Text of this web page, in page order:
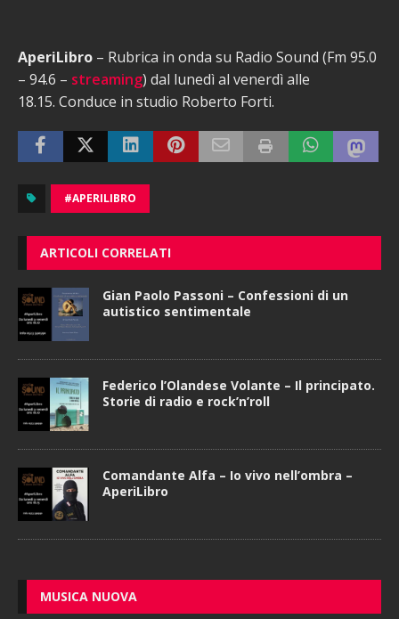
AperiLibro – Rubrica in onda su Radio Sound (Fm 95.0
– 94.6 – streaming) dal lunedì al venerdì alle
18.15. Conduce in studio Roberto Forti.
#APERILIBRO
ARTICOLI CORRELATI
Gian Paolo Passoni – Confessioni di un
autistico sentimentale
Federico l’Olandese Volante – Il principato.
Storie di radio e rock’n’roll
Comandante Alfa – Io vivo nell’ombra –
AperiLibro
MUSICA NUOVA